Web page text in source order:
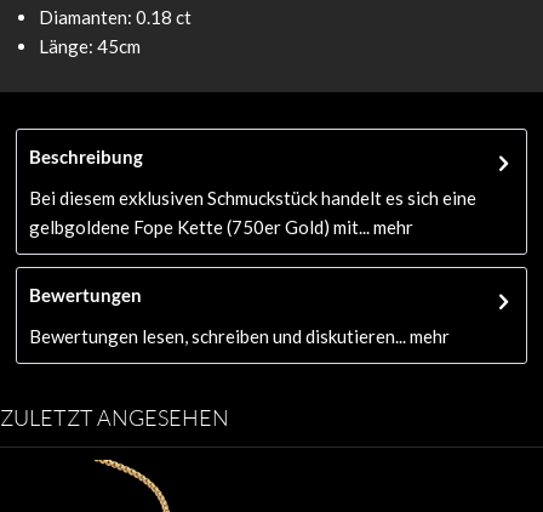
Diamanten: 0.18 ct
Länge: 45cm
Beschreibung
Bei diesem exklusiven Schmuckstück handelt es sich eine
gelbgoldene Fope Kette (750er Gold) mit...
mehr
Bewertungen
Bewertungen lesen, schreiben und diskutieren...
mehr
ZULETZT ANGESEHEN